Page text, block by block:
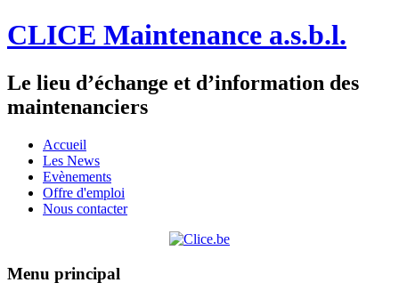
CLICE Maintenance a.s.b.l.
Le lieu d’échange et d’information des
maintenanciers
Accueil
Les News
Evènements
Offre d'emploi
Nous contacter
Menu principal